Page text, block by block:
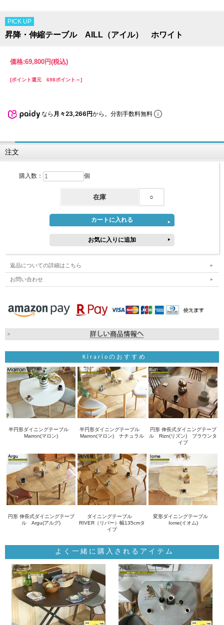
PICK UP
昇降・伸縮テーブル AILL（アイル） ホワイト
価格:69,800円(税込)
[ポイント還元 698ポイント～]
なら 月々23,266円から。分割手数料無料
注文
購入数： 個
在庫 ○
返品についての詳細はこちら
お問い合わせ
Kirarioのおすすめ
半円形ダイニングテーブル
Marron(マロン)
半円形ダイニングテーブル
Marron(マロン) ナチュラル
円形 伸長式ダイニングテーブ
ル Rizn(リズン) ブラウンタ
イプ
円形 伸長式ダイニングテーブ
ル Argu(アルグ)
ダイニングテーブル
RIVER（リバー）幅135cmタ
イプ
変形ダイニングテーブル
Iome(イオム)
よく一緒に購入されるアイテム